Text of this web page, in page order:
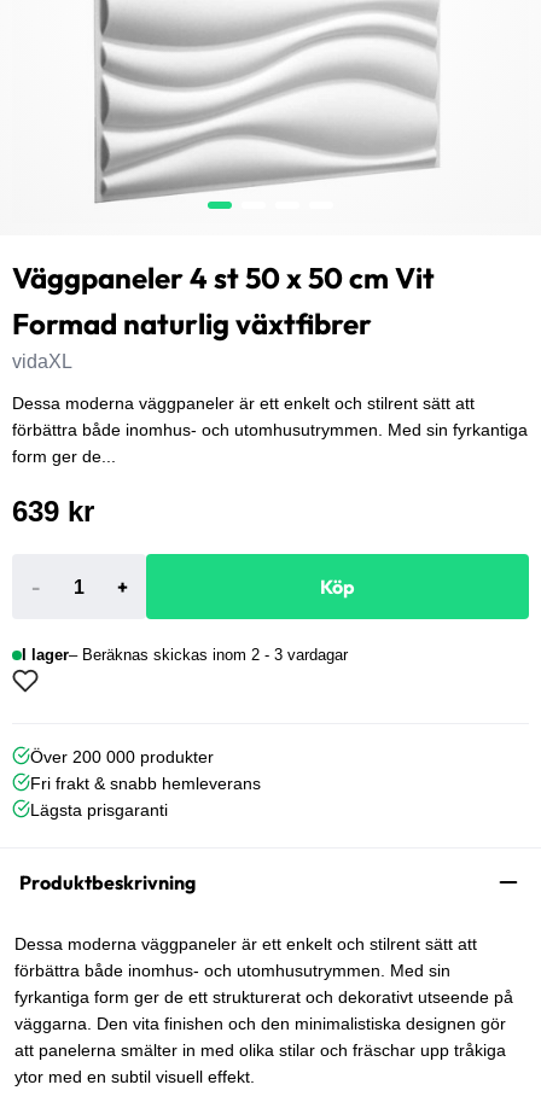
Väggpaneler 4 st 50 x 50 cm Vit
Formad naturlig växtfibrer
vidaXL
Dessa moderna väggpaneler är ett enkelt och stilrent sätt att
förbättra både inomhus- och utomhusutrymmen. Med sin fyrkantiga
form ger de...
639 kr
- + Köp
I lager Beräknas skickas inom 2 - 3 vardagar
Över 200 000 produkter
Fri frakt & snabb hemleverans
Lägsta prisgaranti
Produktbeskrivning
Dessa moderna väggpaneler är ett enkelt och stilrent sätt att
förbättra både inomhus- och utomhusutrymmen. Med sin
fyrkantiga form ger de ett strukturerat och dekorativt utseende på
väggarna. Den vita finishen och den minimalistiska designen gör
att panelerna smälter in med olika stilar och fräschar upp tråkiga
ytor med en subtil visuell effekt.